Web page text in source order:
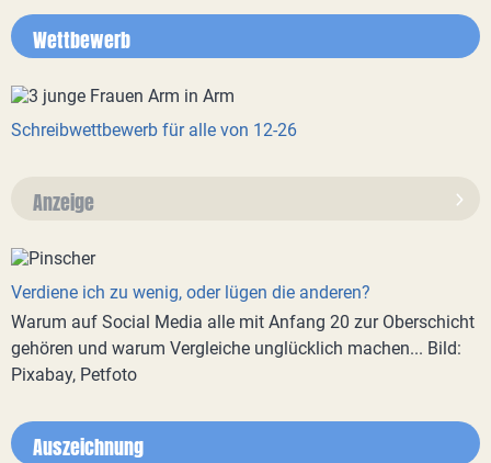
Wettbewerb
Schreibwettbewerb für alle von 12-26
Anzeige
Verdiene ich zu wenig, oder lügen die anderen?
Warum auf Social Media alle mit Anfang 20 zur Oberschicht
gehören und warum Vergleiche unglücklich machen... Bild:
Pixabay, Petfoto
Auszeichnung